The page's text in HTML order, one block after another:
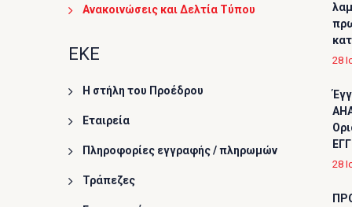
Ανακοινώσεις και Δελτία Τύπου
ΕΚΕ
Η στήλη του Προέδρου
Εταιρεία
Πληροφορίες εγγραφής / πληρωμών
Τράπεζες
28
28